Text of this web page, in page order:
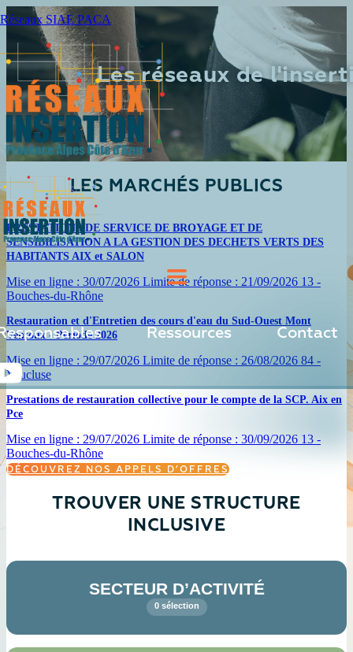
Réseaux SIAE PACA
Ressources Contact
Les réseaux de
LES MARCHÉS PUBLICS
PRESTATIONS DE SERVICE DE BROYAGE ET DE
SENSIBILISATION A LA GESTION DES DECHETS VERTS DES
HABITANTS AIX et SALON
Mise en ligne : 30/07/2026 Limite de réponse : 21/09/2026 13 -
Bouches-du-Rhône
Restauration et d'Entretien des cours d'eau du Sud-Ouest Mont
Ventoux - Période 2026
Mise en ligne : 29/07/2026 Limite de réponse : 26/08/2026 84 -
Vaucluse
Prestations de restauration collective pour le compte de la SCP. Aix en
Pce
Mise en ligne : 29/07/2026 Limite de réponse : 30/09/2026 13 -
Bouches-du-Rhône
DÉCOUVREZ NOS APPELS D’OFFRES
TROUVER UNE STRUCTURE
INCLUSIVE
SECTEUR D’ACTIVITÉ
0 sélection